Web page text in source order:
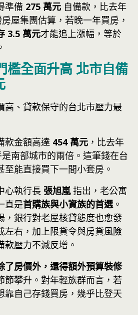
準備 275 萬元 自備款，比去年
房屋集團估算，若晚一年買房，
3.5 萬元才能追上漲幅，等於
檻全面升高 北市自備
高、貸款保守的台北市壓力最
款金額高達 454 萬元 ，比去年
是南部城市的兩倍。這筆錢在台
至能直接買下一間小套房。
心執行長 張旭嵐指出，老公寓
直是首購族與小資族的首選。
，銀行對老屋核貸態度也愈發
左右，加上限貸令與房貸風險
壓力不減反增。
了房價外，還得額外預算裝修
節攀升。對年輕族群而言，若
靠自己存錢買房，幾乎比登天